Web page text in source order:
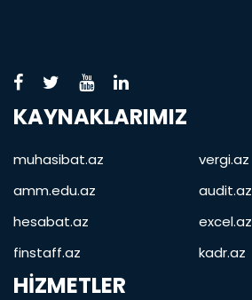
KAYNAKLARIMIZ
muhasibat.az
vergi.az
amm.edu.az
audit.az
hesabat.az
excel.az
finstaff.az
kadr.az
HIZMETLER